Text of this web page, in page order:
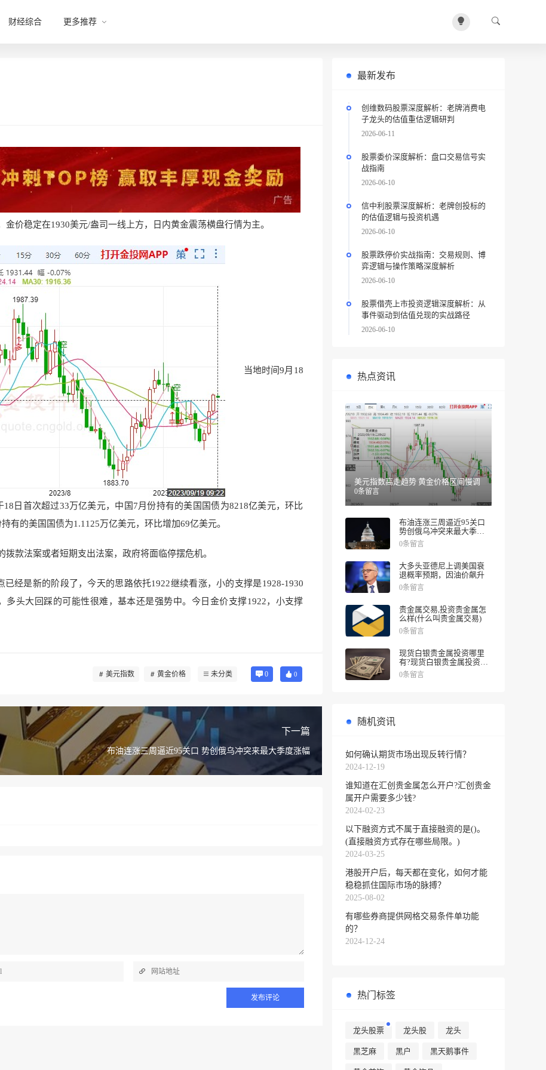
财经综合 更多推荐
稳定在1930美元/盎司一线上方，日内黄金震荡横盘行情为主。
当地时间9月18
日首次超过33万亿美元，中国7月份持有的美国国债为8218亿美元，环比
有的美国国债为1.1125万亿美元，环比增加69亿美元。
法案或者短期支出法案，政府将面临停摆危机。
是新的阶段了，今天的思路依托1922继续看涨，小的支撑是1928-1930
头大回踩的可能性很难，基本还是强势中。今日金价支撑1922，小支撑
美元指数 黄金价格 未分类 0 0
下一篇
布油连涨三周逼近95关口 势创俄乌冲突来最大季度涨幅
最新发布
创维数码股票深度解析：老牌消费电
子龙头的估值重估逻辑研判
2026-06-11
股票委价深度解析：盘口交易信号实
战指南
2026-06-10
信中利股票深度解析：老牌创投标的
的估值逻辑与投资机遇
2026-06-10
股票跌停价实战指南：交易规则、博
弈逻辑与操作策略深度解析
2026-06-10
股票借壳上市投资逻辑深度解析：从
事件驱动到估值兑现的实战路径
2026-06-10
热点资讯
美元指数高走趋势 黄金价格区间慢调
0条留言
布油连涨三周逼近95关口
势创俄乌冲突来最大季度
涨幅
0条留言
大多头亚德尼上调美国衰
退概率预期，因油价飙升
0条留言
贵金属交易,投资贵金属怎
么样(什么叫贵金属交易)
0条留言
现货白银贵金属投资哪里
有?现货白银贵金属投资被
诱导投资亏损
0条留言
随机资讯
如何确认期货市场出现反转行情？
2024-12-19
谁知道在汇创贵金属怎么开户?汇创贵金
属开户需要多少钱?
2024-02-23
以下融资方式不属于直接融资的是()。
(直接融资方式存在哪些局限。)
2024-03-25
港股开户后，每天都在变化，如何才能
稳稳抓住国际市场的脉搏？
2025-08-02
有哪些券商提供网格交易条件单功能
的？
2024-12-24
热门标签
龙头股票 龙头股 龙头
黑芝麻 黑户 黑天鹅事件